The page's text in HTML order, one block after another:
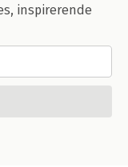
inspirerende